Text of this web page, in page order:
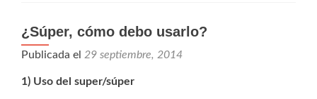
¿Súper, cómo debo usarlo?
Publicada el 29 septiembre, 2014
1) Uso del super/súper